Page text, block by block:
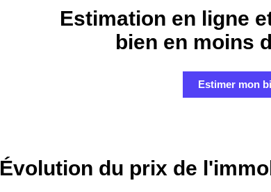
Estimation en ligne
bien en moins
Estimer mon
Évolution du prix de